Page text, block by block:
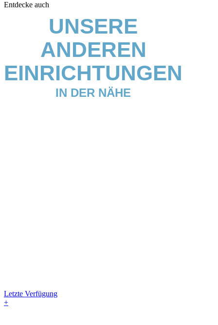
Entdecke auch
UNSERE
ANDEREN
EINRICHTUNGEN
IN DER NÄHE
Letzte Verfügung
+